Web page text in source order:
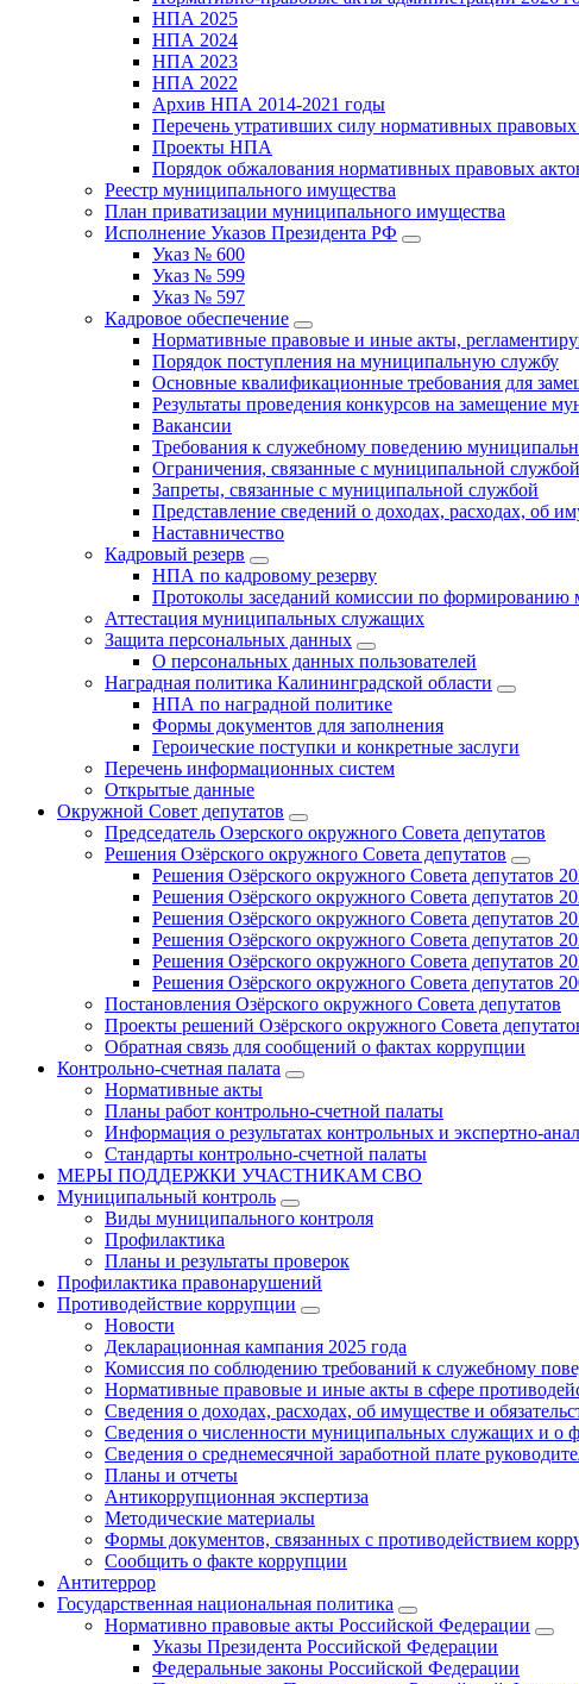
НПА 2025
НПА 2024
НПА 2023
НПА 2022
Архив НПА 2014-2021 годы
Перечень утративших силу нормативных правовых
Проекты НПА
Порядок обжалования нормативных правовых
Реестр муниципального имущества
План приватизации муниципального имущества
Исполнение Указов Президента РФ
Указ № 600
Указ № 599
Указ № 597
Кадровое обеспечение
Нормативные правовые и иные акты,
Порядок поступления на муниципальную службу
Основные квалификационные требования для
Результаты проведения конкурсов на замещение
Вакансии
Требования к служебному поведению
Ограничения, связанные с муниципальной службой
Запреты, связанные с муниципальной службой
Представление сведений о доходах, расходах, об
Наставничество
Кадровый резерв
НПА по кадровому резерву
Протоколы заседаний комиссии по формированию
Аттестация муниципальных служащих
Защита персональных данных
О персональных данных пользователей
Наградная политика Калининградской области
НПА по наградной политике
Формы документов для заполнения
Героические поступки и конкретные заслуги
Перечень информационных систем
Открытые данные
Окружной Совет депутатов
Председатель Озерского окружного Совета депутатов
Решения Озёрского окружного Совета депутатов
Решения Озёрского окружного Совета депутатов
Решения Озёрского окружного Совета депутатов
Решения Озёрского окружного Совета депутатов
Решения Озёрского окружного Совета депутатов
Решения Озёрского окружного Совета депутатов
Решения Озёрского окружного Совета депутатов
Постановления Озёрского окружного Совета депутатов
Проекты решений Озёрского окружного Совета
Обратная связь для сообщений о фактах коррупции
Контрольно-счетная палата
Нормативные акты
Планы работ контрольно-счетной палаты
Информация о результатах контрольных и экспертно-
Стандарты контрольно-счетной палаты
МЕРЫ ПОДДЕРЖКИ УЧАСТНИКАМ СВО
Муниципальный контроль
Виды муниципального контроля
Профилактика
Планы и результаты проверок
Профилактика правонарушений
Противодействие коррупции
Новости
Декларационная кампания 2025 года
Комиссия по соблюдению требований к служебному
Нормативные правовые и иные акты в сфере
Сведения о доходах, расходах, об имуществе и
Сведения о численности муниципальных служащих и о
Сведения о среднемесячной заработной плате
Планы и отчеты
Антикоррупционная экспертиза
Методические материалы
Формы документов, связанных с противодействием
Сообщить о факте коррупции
Антитеррор
Государственная национальная политика
Нормативно правовые акты Российской Федерации
Указы Президента Российской Федерации
Федеральные законы Российской Федерации